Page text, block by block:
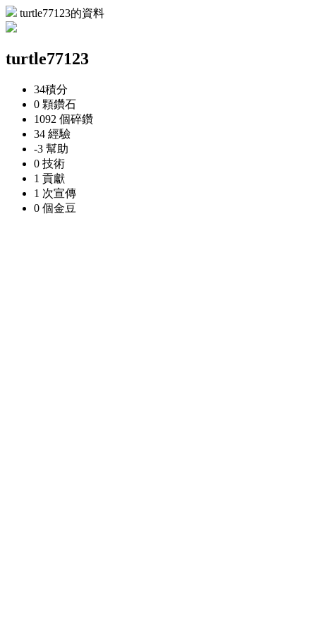
turtle77123的資料
turtle77123
34積分
0 顆鑽石
1092 個碎鑽
34 經驗
-3 幫助
0 技術
1 貢獻
1 次宣傳
0 個金豆